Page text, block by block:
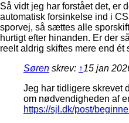
Så vidt jeg har forstået det, er
automatisk forsinkelse ind i
sporvej, så sættes alle
hurtigt efter hinanden. Er der
reelt aldrig skiftes mere end ét
Søren skrev: ↑15 jan
Jeg har tidligere skrevet
om nødvendigheden af
https://sjl.dk/post/